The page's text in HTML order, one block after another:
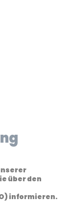
über den
informieren.